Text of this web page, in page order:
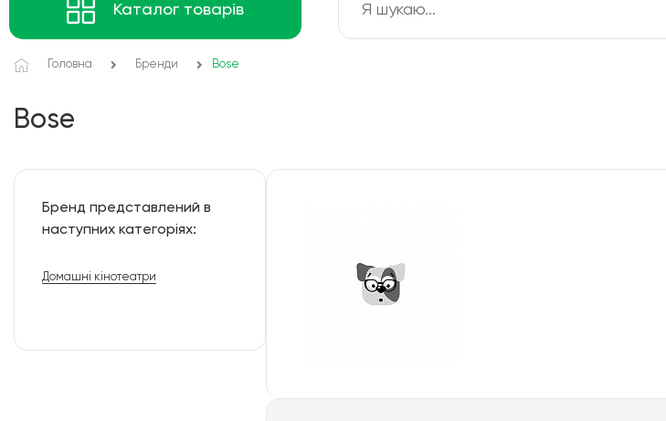
Каталог товарів
Головна Бренди Bose
Bose
Бренд представлений в
наступних категоріях:
Домашні кінотеатри